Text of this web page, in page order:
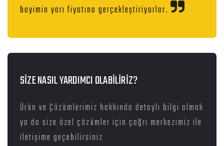
bayimin yarı fiyatına gerçekleştiriyorlar.
SİZE NASIL YARDIMCI OLABİLİRİZ?
Ürün ve Çözümlerimiz hakkında detaylı bilgi almak
ya da size özel çözümler için çağrı merkezimiz ile
iletişime geçebilirsiniz